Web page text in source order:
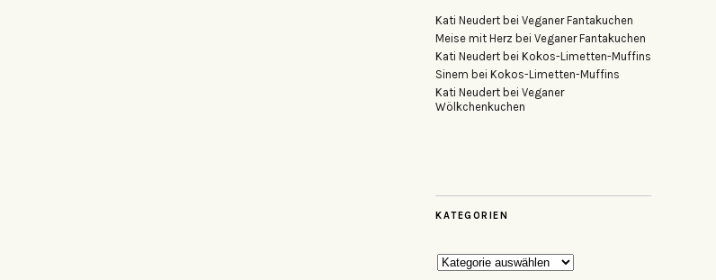
Kati Neudert bei Veganer Fantakuchen
Meise mit Herz bei Veganer Fantakuchen
Kati Neudert bei Kokos-Limetten-Muffins
Sinem bei Kokos-Limetten-Muffins
Kati Neudert bei Veganer
Wölkchenkuchen
KATEGORIEN
Kategorien